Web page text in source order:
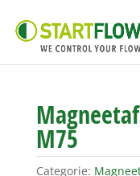
M75
Categorie: